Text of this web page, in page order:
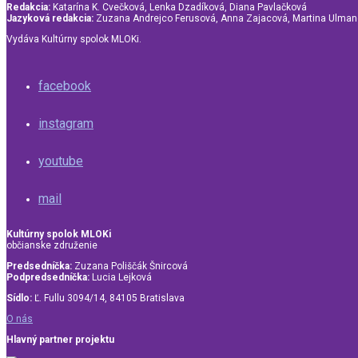
Redakcia: Katarína K. Cvečková, Lenka Dzadíková, Diana Pavlačková
Jazyková redakcia: Zuzana Andrejco Ferusová, Anna Zajacová, Martina
Vydáva Kultúrny spolok MLOKi.
facebook
instagram
youtube
mail
Kultúrny spolok MLOKi
občianske združenie
Predsedníčka: Zuzana Poliščák Šnircová
Podpredsedníčka: Lucia Lejková
Sídlo: Ľ. Fullu 3094/14, 84105 Bratislava
O nás
Hlavný partner projektu